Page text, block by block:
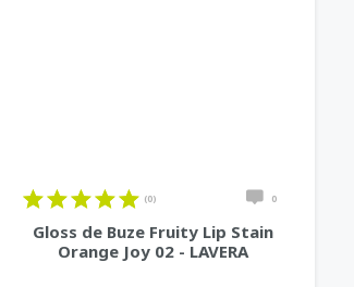
(0) 0
Gloss de Buze Fruity Lip Stain
Orange Joy 02 - LAVERA